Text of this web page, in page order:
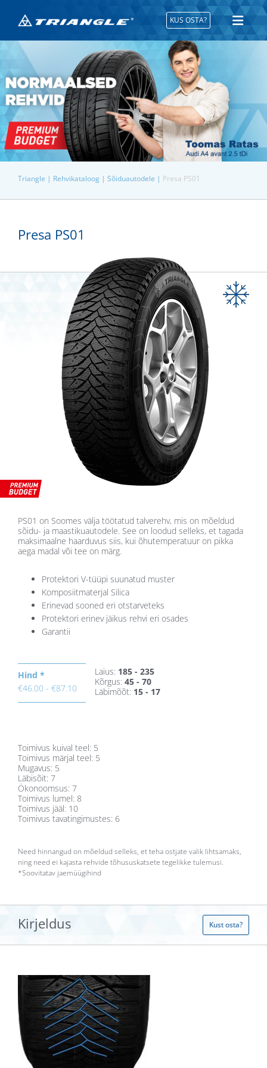
KUS OSTA?
Triangle | Rehvikataloog | Sõiduautodele | Presa PS01
Presa PS01
PS01 on Soomes välja töötatud talverehv, mis on mõeldud
sõidu- ja maastikuautodele. See on loodud selleks, et tagada
maksimaalne haarduvus siis, kui õhutemperatuur on pikka
aega madal või tee on märg.
Protektori V-tüüpi suunatud muster
Komposiitmaterjal Silica
Erinevad sooned eri otstarveteks
Protektori erinev jäikus rehvi eri osades
Garantii
Hind *
€46.00 - €87.10
Laius: 185 - 235
Kõrgus: 45 - 70
Läbimõõt: 15 - 17
Toimivus kuival teel: 5
Toimivus märjal teel: 5
Mugavus: 5
Läbisõit: 7
Ökonoomsus: 7
Toimivus lumel: 8
Toimivus jääl: 10
Toimivus tavatingimustes: 6
Need hinnangud on mõeldud selleks, et teha ostjate valik lihtsamaks,
ning need ei kajasta rehvide tõhususkatsete tegelikke tulemusi.
*Soovitatav jaemüügihind
Kirjeldus Kust osta?